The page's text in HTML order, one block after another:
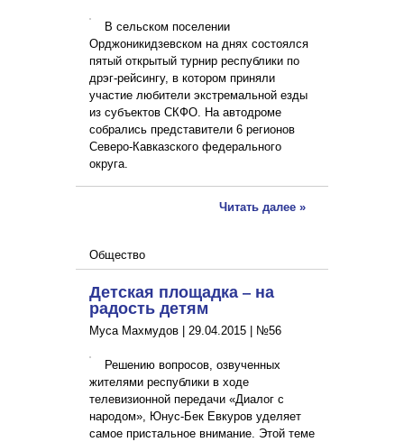
В сельском поселении
Орджоникидзевском на днях состоялся
пятый открытый турнир республики по
дрэг-рейсингу, в котором приняли
участие любители экстремальной езды
из субъектов СКФО. На автодроме
собрались представители 6 регионов
Северо-Кавказского федерального
округа.
Читать далее »
Общество
Детская площадка – на
радость детям
Муса Махмудов | 29.04.2015 №56
Решению вопросов, озвученных
жителями республики в ходе
телевизионной передачи «Диалог с
народом», Юнус-Бек Евкуров уделяет
самое пристальное внимание. Этой теме